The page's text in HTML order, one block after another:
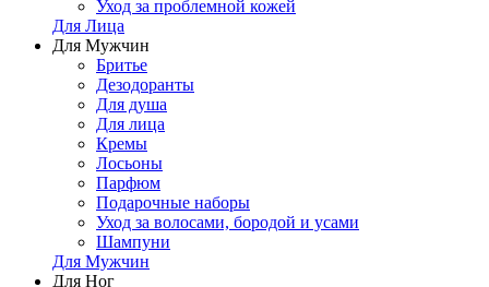
Уход за проблемной кожей
Для Лица
Для Мужчин
Бритье
Дезодоранты
Для душа
Для лица
Кремы
Лосьоны
Парфюм
Подарочные наборы
Уход за волосами, бородой и усами
Шампуни
Для Мужчин
Для Ног